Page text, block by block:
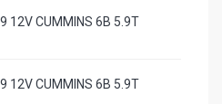
12V CUMMINS 6B 5.9T
12V CUMMINS 6B 5.9T